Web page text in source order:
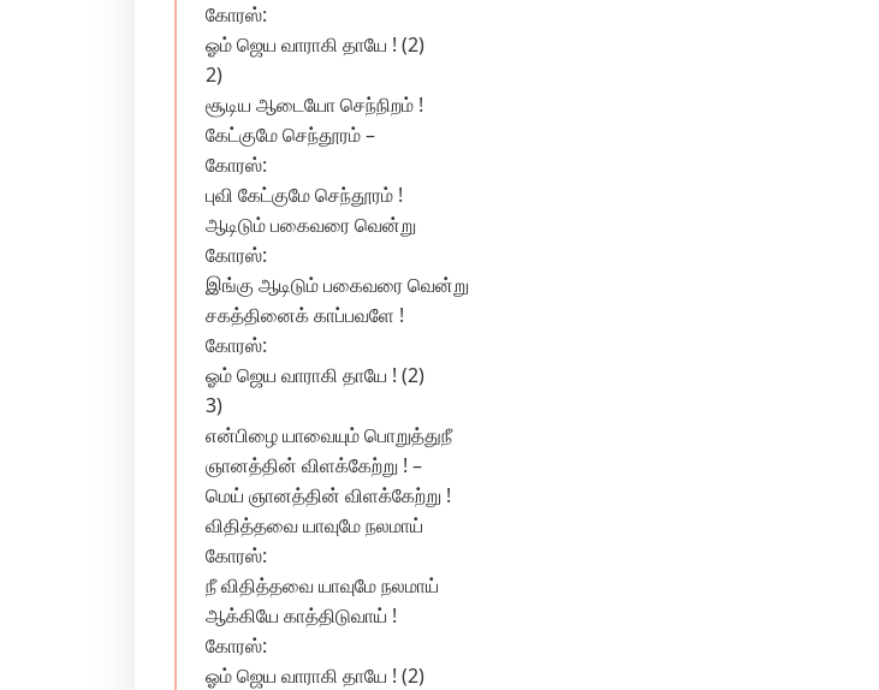
கோரஸ்:
ஓம் ஜெய வாராகி தாயே ! (2)
2)
சூடிய ஆடையோ செந்நிறம் !
கேட்குமே செந்தூரம் –
கோரஸ்:
புவி கேட்குமே செந்தூரம் !
ஆடிடும் பகைவரை வென்று
கோரஸ்:
இங்கு ஆடிடும் பகைவரை வென்று
சகத்தினைக் காப்பவளே !
கோரஸ்:
ஓம் ஜெய வாராகி தாயே ! (2)
3)
என்பிழை யாவையும் பொறுத்துநீ
ஞானத்தின் விளக்கேற்று ! –
மெய் ஞானத்தின் விளக்கேற்று !
விதித்தவை யாவுமே நலமாய்
கோரஸ்:
நீ விதித்தவை யாவுமே நலமாய்
ஆக்கியே காத்திடுவாய் !
கோரஸ்:
ஓம் ஜெய வாராகி தாயே ! (2)